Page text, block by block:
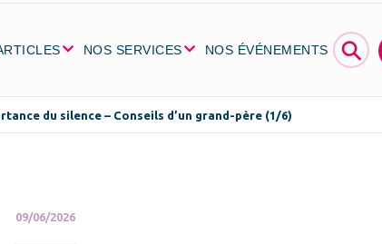
NOS SERVICES NOS ÉVÉNEMENTS ⚲
du silence – Conseils d’un grand-père (1/6)
09/06/2026